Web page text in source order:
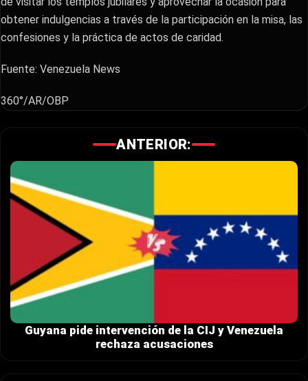
obtener indulgencias a través de la participación en la misa, las
confesiones y la práctica de actos de caridad.
Fuente: Venezuela News
360°/AR/OBP
ANTERIOR:
Guyana pide intervención de la CIJ y Venezuela
rechaza acusaciones